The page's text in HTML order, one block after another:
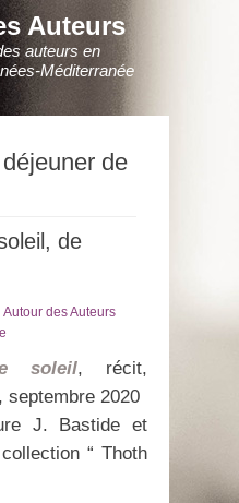
Auteurs
auteurs en
Méditerranée
de
de
Autour des Auteurs
soleil, récit,
septembre 2020
J. Bastide et
“ Thoth